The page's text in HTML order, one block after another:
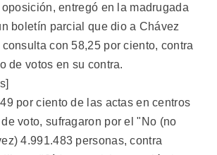
entregó en la madrugada
boletín parcial que dio a Chávez
con 58,25 por ciento, contra
de votos en su contra.
por ciento de las actas en centros
voto, sufragaron por el "No (no
4.991.483 personas, contra